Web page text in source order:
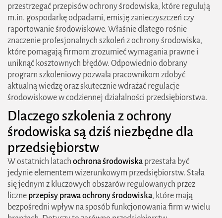
przestrzegać przepisów ochrony środowiska, które regulują
m.in. gospodarkę odpadami, emisję zanieczyszczeń czy
raportowanie środowiskowe. Właśnie dlatego rośnie
znaczenie profesjonalnych szkoleń z ochrony środowiska,
które pomagają firmom zrozumieć wymagania prawne i
uniknąć kosztownych błędów. Odpowiednio dobrany
program szkoleniowy pozwala pracownikom zdobyć
aktualną wiedzę oraz skutecznie wdrażać regulacje
środowiskowe w codziennej działalności przedsiębiorstwa.
Dlaczego szkolenia z ochrony
środowiska są dziś niezbędne dla
przedsiębiorstw
W ostatnich latach ochrona środowiska przestała być
jedynie elementem wizerunkowym przedsiębiorstw. Stała
się jednym z kluczowych obszarów regulowanych przez
liczne przepisy prawa ochrony środowiska, które mają
bezpośredni wpływ na sposób funkcjonowania firm w wielu